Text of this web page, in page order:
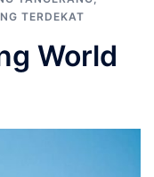
TERDEKAT
World